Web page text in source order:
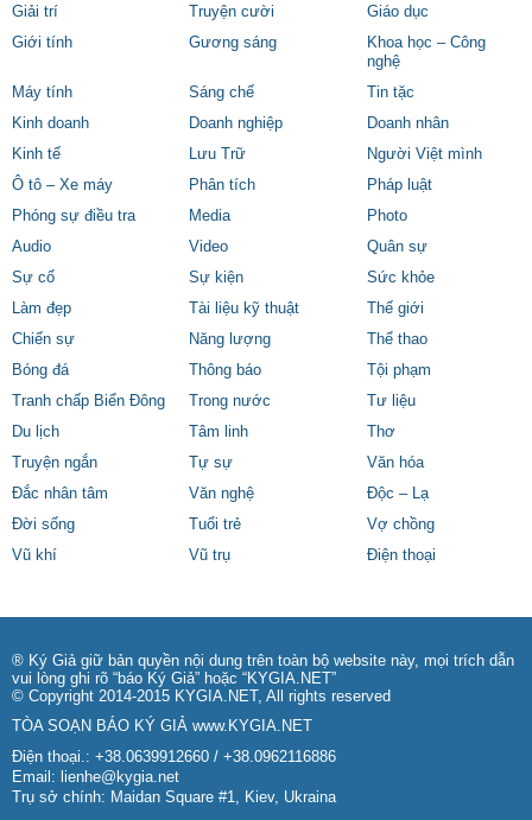
Giải trí
Truyện cười
Giáo dục
Giới tính
Gương sáng
Khoa học – Công
nghệ
Máy tính
Sáng chế
Tin tặc
Kinh doanh
Doanh nghiệp
Doanh nhân
Kinh tế
Lưu Trữ
Người Việt mình
Ô tô – Xe máy
Phân tích
Pháp luật
Phóng sự điều tra
Media
Photo
Audio
Video
Quân sự
Sự cố
Sự kiện
Sức khỏe
Làm đẹp
Tài liệu kỹ thuật
Thế giới
Chiến sự
Năng lượng
Thể thao
Bóng đá
Thông báo
Tội phạm
Tranh chấp Biển Đông
Trong nước
Tư liệu
Du lịch
Tâm linh
Thơ
Truyện ngắn
Tự sự
Văn hóa
Đắc nhân tâm
Văn nghệ
Độc – Lạ
Đời sống
Tuổi trẻ
Vợ chồng
Vũ khí
Vũ trụ Điện thoại
® Ký Giả giữ bản quyền nội dung trên toàn bộ website này, mọi trích dẫn
vui lòng ghi rõ “báo Ký Giả” hoặc “KYGIA.NET”
© Copyright 2014-2015 KYGIA.NET, All rights reserved
TÒA SOẠN BÁO KÝ GIẢ www.KYGIA.NET
Điện thoại.: +38.0639912660 / +38.0962116886
Email: lienhe@kygia.net
Trụ sở chính: Maidan Square #1, Kiev, Ukraina